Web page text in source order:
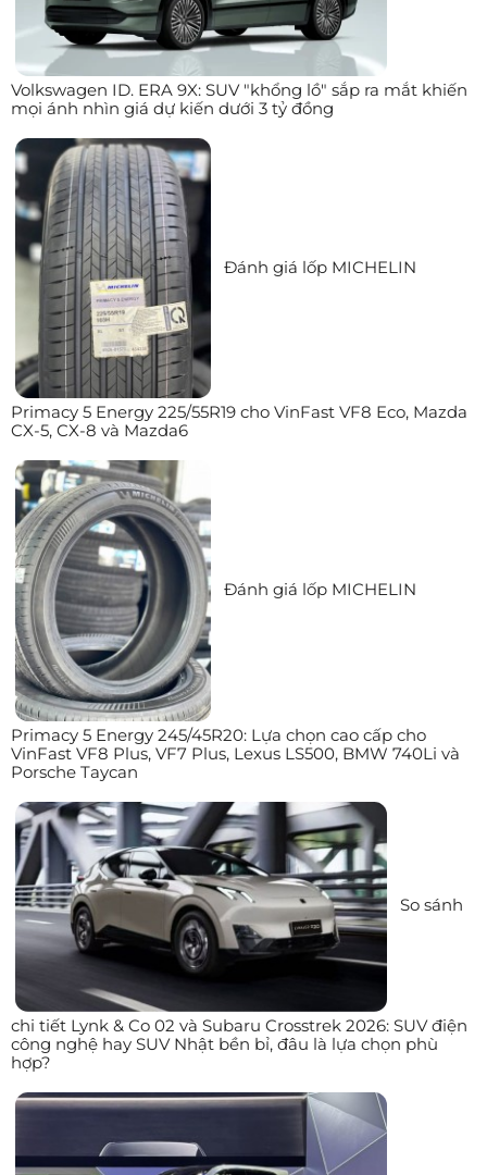
Volkswagen ID. ERA 9X: SUV "khổng lồ" sắp ra mắt khiến
mọi ánh nhìn giá dự kiến dưới 3 tỷ đồng
Đánh giá lốp MICHELIN
Primacy 5 Energy 225/55R19 cho VinFast VF8 Eco, Mazda
CX-5, CX-8 và Mazda6
Đánh giá lốp MICHELIN
Primacy 5 Energy 245/45R20: Lựa chọn cao cấp cho
VinFast VF8 Plus, VF7 Plus, Lexus LS500, BMW 740Li và
Porsche Taycan
So sánh
chi tiết Lynk & Co 02 và Subaru Crosstrek 2026: SUV điện
công nghệ hay SUV Nhật bền bỉ, đâu là lựa chọn phù
hợp?